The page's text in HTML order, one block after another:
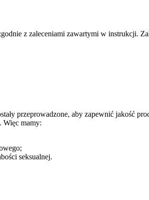
z zaleceniami zawartymi w instrukcji.
przeprowadzone, aby zapewnić jakość
Więc mamy:
seksualnej.